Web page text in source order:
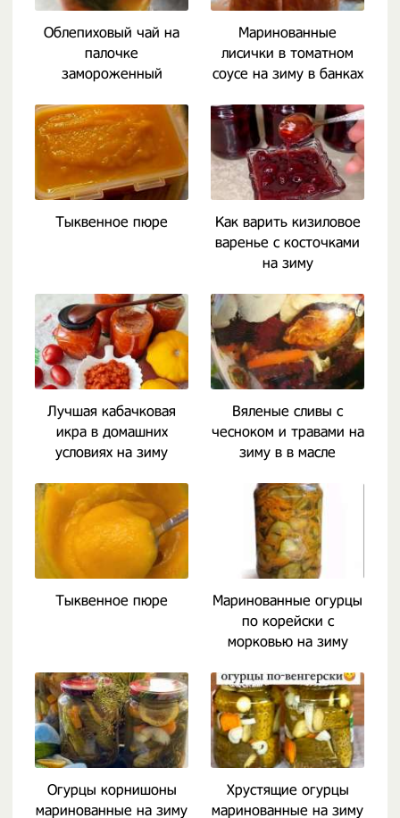
Облепиховый чай на
палочке
замороженный
Маринованные
лисички в томатном
соусе на зиму в банках
Тыквенное пюре
Как варить кизиловое
варенье с косточками
на зиму
Лучшая кабачковая
икра в домашних
условиях на зиму
Вяленые сливы с
чесноком и травами на
зиму в в масле
Тыквенное пюре
Маринованные огурцы
по корейски с
морковью на зиму
Огурцы корнишоны
маринованные на зиму
Хрустящие огурцы
маринованные на зиму